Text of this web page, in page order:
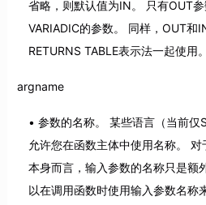
省略，则默认值为IN。 只有OUT
VARIADIC的参数。 同样，OUT和
RETURNS TABLE表示法一起使用。
argname
参数的名称。 某些语言（当前仅
允许您在函数主体中使用名称。
本身而言，输入参数的名称只是额
以在调用函数时使用输入参数名称